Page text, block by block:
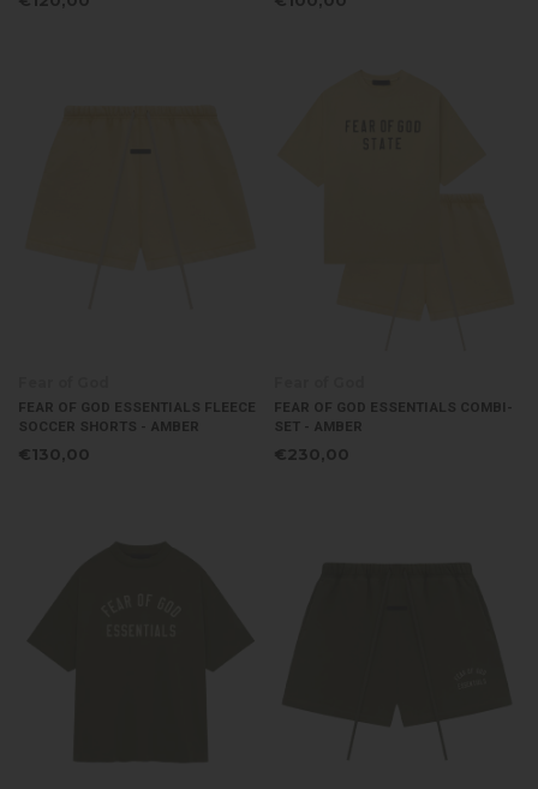
FEAR OF GOD ESSENTIALS FLEECE
SOCCER SHORTS - AMBER
€130,00
FEAR OF GOD ESSENTIALS COMBI-
SET - AMBER
€230,00